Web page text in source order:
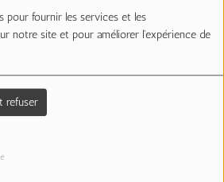
pour fournir les services et les
notre site et pour améliorer l'expérience de
refuser
Jackson "Billie Jean"